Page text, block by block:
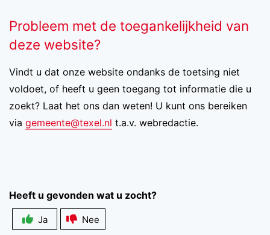
Probleem met de toegankelijkheid van
deze website?
Vindt u dat onze website ondanks de toetsing niet
voldoet, of heeft u geen toegang tot informatie die u
zoekt? Laat het ons dan weten! U kunt ons bereiken
via gemeente@texel.nl t.a.v. webredactie.
Heeft u gevonden wat u zocht?
Ja Nee